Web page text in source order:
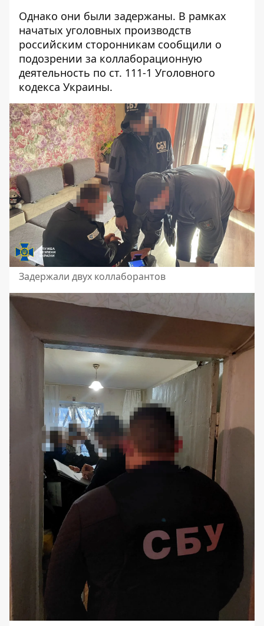
Однако они были задержаны. В рамках
начатых уголовных производств
российским сторонникам сообщили о
подозрении за коллаборационную
деятельность по ст. 111-1 Уголовного
кодекса Украины.
Задержали двух коллаборантов